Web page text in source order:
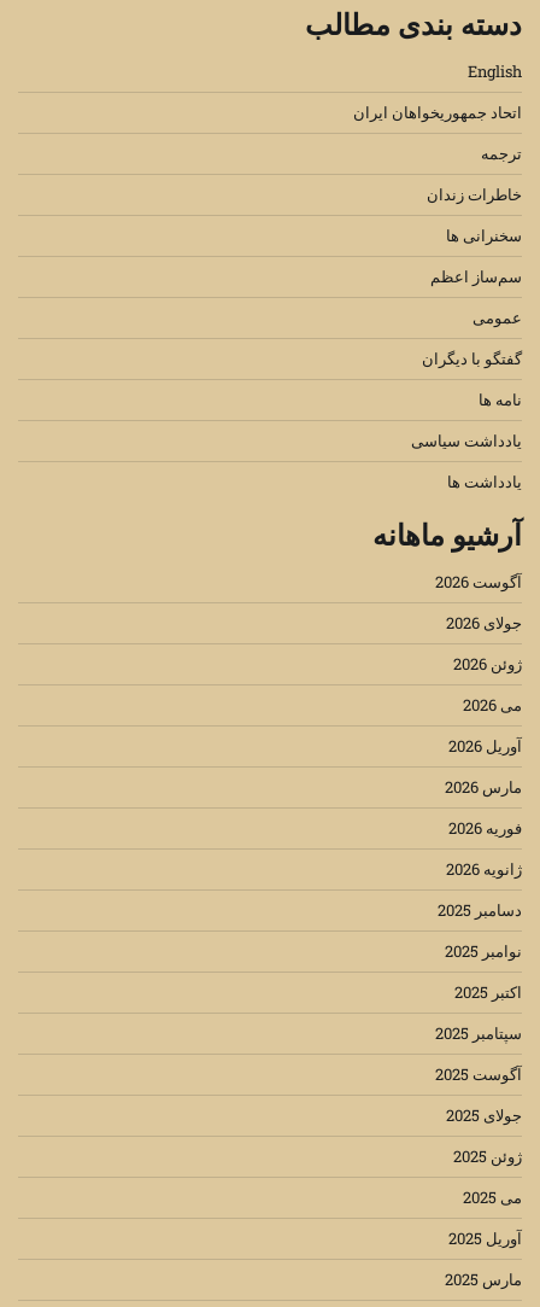
دسته بندی مطالب
English
اتحاد جمهوریخواهان ایران
ترجمه
خاطرات زندان
سخنرانی ها
سم‌ساز اعظم
عمومی
گفتگو با دیگران
نامه ها
یادداشت سیاسی
یادداشت ها
آرشیو ماهانه
آگوست 2026
جولای 2026
ژوئن 2026
می 2026
آوریل 2026
مارس 2026
فوریه 2026
ژانویه 2026
دسامبر 2025
نوامبر 2025
اکتبر 2025
سپتامبر 2025
آگوست 2025
جولای 2025
ژوئن 2025
می 2025
آوریل 2025
مارس 2025